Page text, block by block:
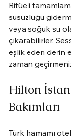
Ritüeli
susuzluğu
veya soğuk su
çıkarabilirler.
eşlik eden derin
zaman
Hilton
Bakımları
Türk hamamı